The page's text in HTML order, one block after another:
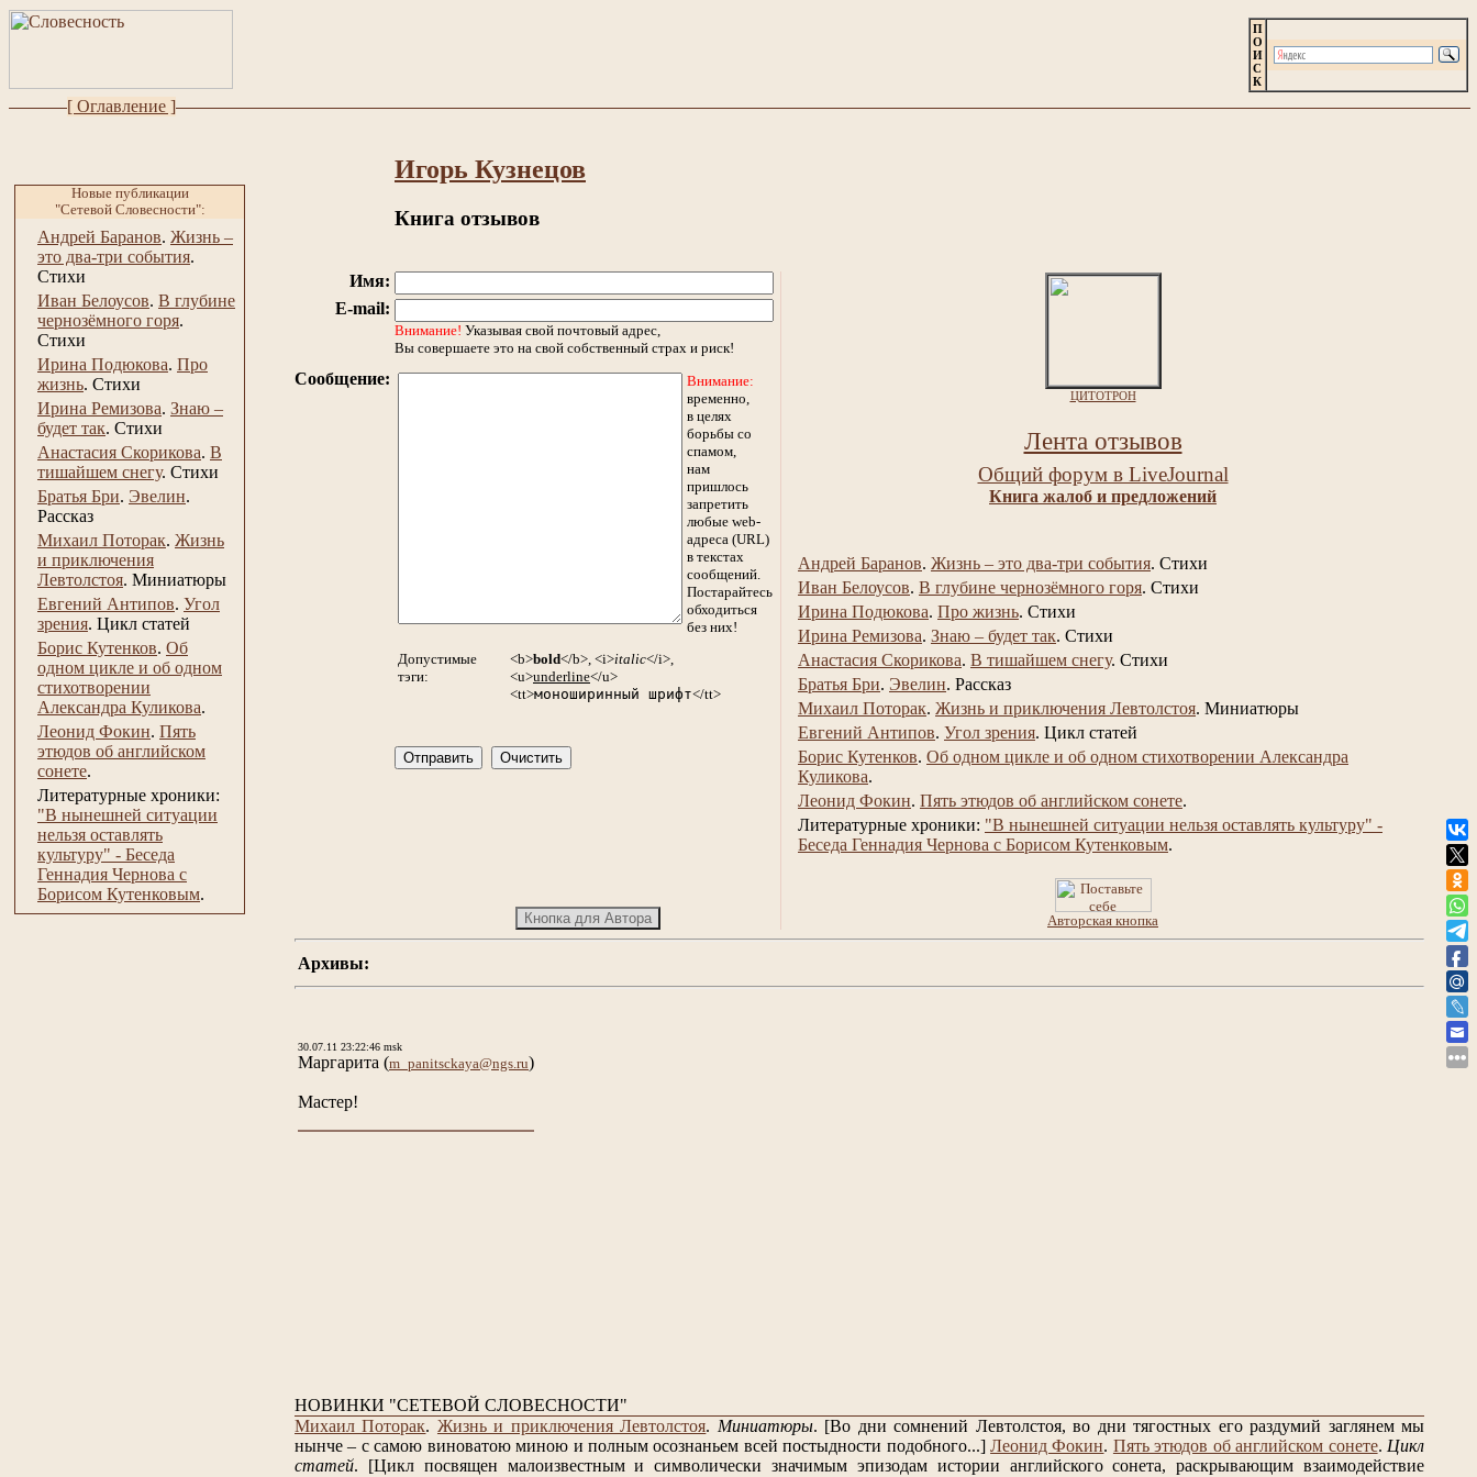
[ Оглавление ]
Новые публикации
"Сетевой Словесности":
Андрей Баранов. Жизнь –
это два-три события.
Стихи
Иван Белоусов. В глубине
чернозёмного горя.
Стихи
Ирина Подюкова. Про
жизнь. Стихи
Ирина Ремизова. Знаю –
будет так. Стихи
Анастасия Скорикова. В
тишайшем снегу. Стихи
Братья Бри. Эвелин.
Рассказ
Михаил Поторак. Жизнь
и приключения
Левтолстоя. Миниатюры
Евгений Антипов. Угол
зрения. Цикл статей
Борис Кутенков. Об
одном цикле и об одном
стихотворении
Александра Куликова.
Леонид Фокин. Пять
этюдов об английском
сонете.
Литературные хроники:
"В нынешней ситуации
нельзя оставлять
культуру" - Беседа
Геннадия Чернова с
Борисом Кутенковым.
П
О
И
С
К
Игорь Кузнецов
Книга отзывов
ЦИТОТРОН
Лента отзывов
Общий форум в LiveJournal
Книга жалоб и предложений
Андрей Баранов. Жизнь – это два-три события. Стихи
Иван Белоусов. В глубине чернозёмного горя. Стихи
Ирина Подюкова. Про жизнь. Стихи
Ирина Ремизова. Знаю – будет так. Стихи
Анастасия Скорикова. В тишайшем снегу. Стихи
Братья Бри. Эвелин. Рассказ
Михаил Поторак. Жизнь и приключения Левтолстоя. Миниатюры
Евгений Антипов. Угол зрения. Цикл статей
Борис Кутенков. Об одном цикле и об одном стихотворении Александра
Куликова.
Леонид Фокин. Пять этюдов об английском сонете.
Литературные хроники: "В нынешней ситуации нельзя оставлять культуру" -
Беседа Геннадия Чернова с Борисом Кутенковым.
Авторская кнопка
Имя:
E-mail:
Внимание! Указывая свой почтовый адрес,
Вы совершаете это на свой собственный страх и риск!
Сообщение:
Внимание:
временно,
в целях
борьбы со
спамом,
нам
пришлось
запретить
любые web-
адреса (URL)
в текстах
сообщений.
Постарайтесь
обходиться
без них!
Допустимые
тэги:
<b>bold</b>, <i>italic</i>,
<u>underline</u>
<tt>моноширинный шрифт</tt>
Архивы:
30.07.11 23:22:46 msk
Маргарита (m_panitsckaya@ngs.ru)
Мастер!
НОВИНКИ "СЕТЕВОЙ СЛОВЕСНОСТИ"
Михаил Поторак. Жизнь и приключения Левтолстоя. Миниатюры. [Во дни сомнений Левтолстоя, во дни тягостных его раздумий заглянем мы
нынче – с самою виноватою миною и полным осознаньем всей постыдности подобного...] Леонид Фокин. Пять этюдов об английском сонете. Цикл
статей.
[Цикл посвящен малоизвестным и символически значимым эпизодам истории английского сонета, раскрывающим взаимодействие